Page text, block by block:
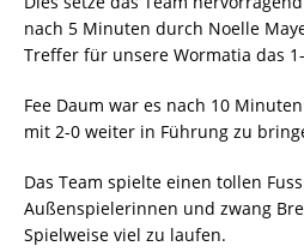
nach 5 Minuten durch Noelle
Treffer für unsere Wormatia das
Fee Daum war es nach 10
mit 2-0 weiter in Führung zu
Das Team spielte einen tollen
Außenspielerinnen und zwang
Spielweise viel zu laufen.